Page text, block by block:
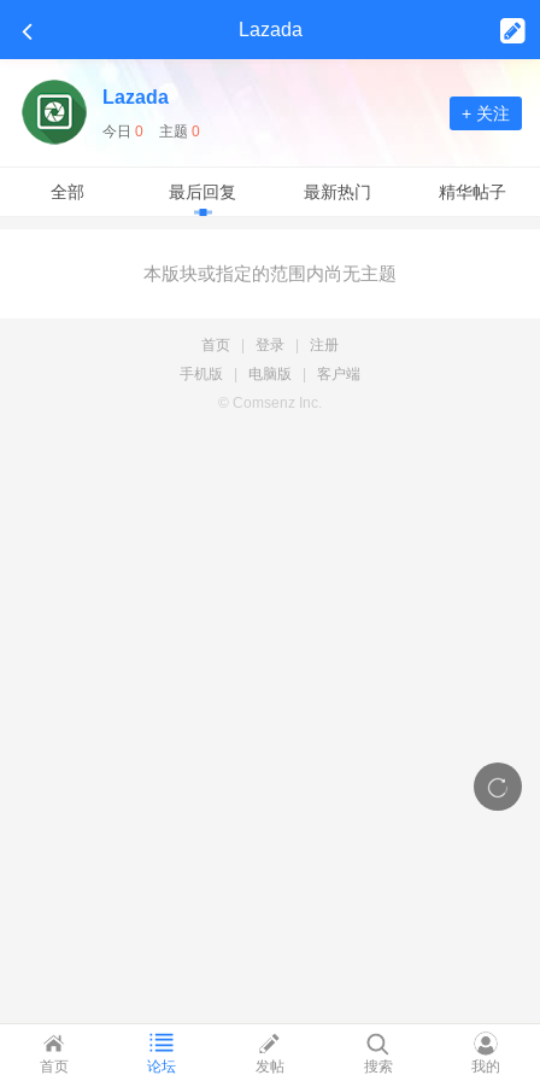
Lazada
Lazada
今日 0 主题 0
+ 关注
全部 最后回复 最新热门 精华帖子
本版块或指定的范围内尚无主题
首页 登录
注册
手机版
电脑版
客户端
© Comsenz Inc.
首页 论坛 发帖 搜索 我的